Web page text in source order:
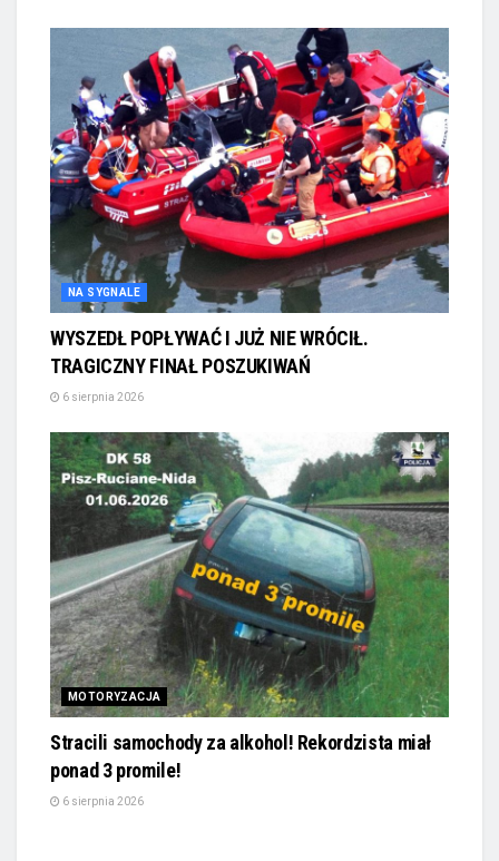
NA SYGNALE
WYSZEDŁ POPŁYWAĆ I JUŻ NIE WRÓCIŁ.
TRAGICZNY FINAŁ POSZUKIWAŃ
6 sierpnia 2026
MOTORYZACJA
Stracili samochody za alkohol! Rekordzista miał
ponad 3 promile!
6 sierpnia 2026